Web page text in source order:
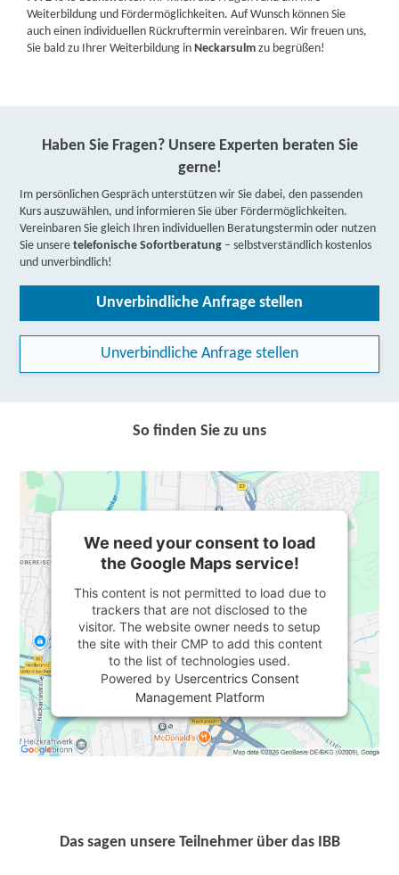
Weiterbildung und Fördermöglichkeiten. Auf Wunsch können Sie
auch einen individuellen Rückruftermin vereinbaren. Wir freuen uns,
Sie bald zu Ihrer Weiterbildung inNeckarsulm zu begrüßen!
Haben Sie Fragen? Unsere Experten beraten Sie
gerne!
Im persönlichen Gespräch unterstützen wir Sie dabei, den passenden
Kurs auszuwählen, und informieren Sie über Fördermöglichkeiten.
Vereinbaren Sie gleich Ihren individuellen Beratungstermin oder nutzen
Sie unseretelefonische Sofortberatung – selbstverständlich kostenlos
und unverbindlich!
Unverbindliche Anfrage stellen
Unverbindliche Anfrage stellen
So finden Sie zu uns
We need your consent to load
the Google Maps service!
This content is not permitted to load due to
trackers that are not disclosed to the
visitor. The website owner needs to setup
the site with their CMP to add this content
to the list of technologies used.
Powered by Usercentrics Consent
Management Platform
Das sagen unsere Teilnehmer über das IBB